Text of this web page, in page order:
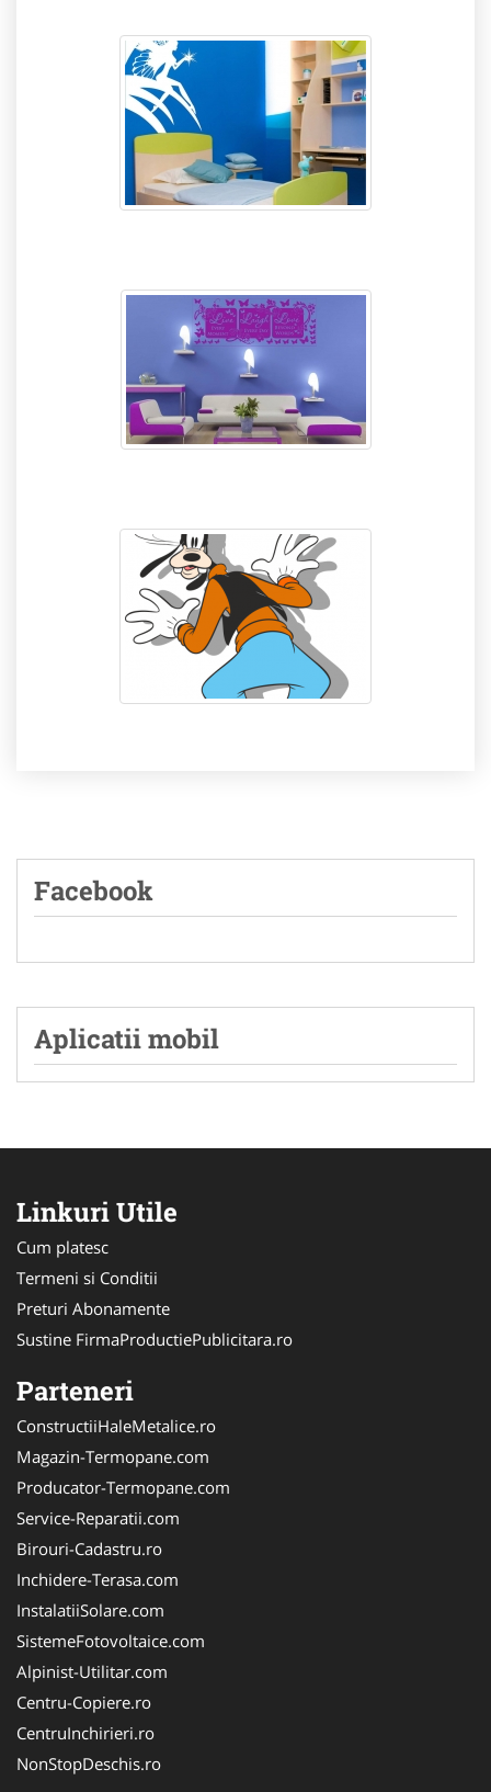
Facebook
Aplicatii mobil
Linkuri Utile
Cum platesc
Termeni si Conditii
Preturi Abonamente
Sustine FirmaProductiePublicitara.ro
Parteneri
ConstructiiHaleMetalice.ro
Magazin-Termopane.com
Producator-Termopane.com
Service-Reparatii.com
Birouri-Cadastru.ro
Inchidere-Terasa.com
InstalatiiSolare.com
SistemeFotovoltaice.com
Alpinist-Utilitar.com
Centru-Copiere.ro
CentruInchirieri.ro
NonStopDeschis.ro